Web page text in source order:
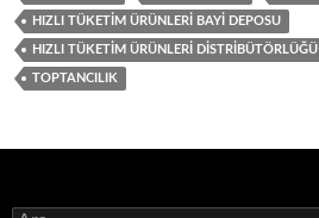
HIZLI TÜKETIM ÜRÜNLERI BAYI DEPOSU
HIZLI TÜKETIM ÜRÜNLERI DISTRIBÜTÖRLÜĞÜ
TOPTANCILIK